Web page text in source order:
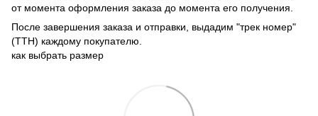
от момента оформления заказа до момента его получения.
После завершения заказа и отправки, выдадим "трек номер"
(ТТН) каждому покупателю.
как выбрать размер